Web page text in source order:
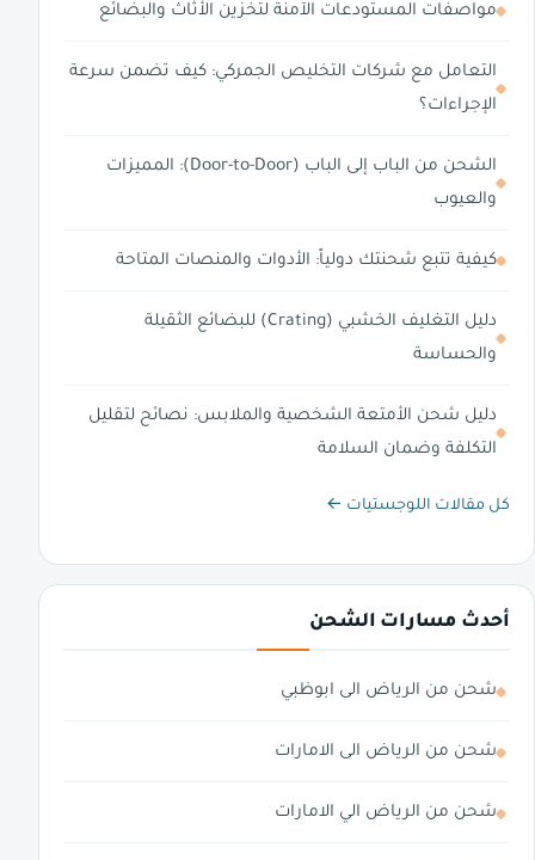
مواصفات المستودعات الآمنة لتخزين الأثاث والبضائع
التعامل مع شركات التخليص الجمركي: كيف تضمن سرعة
الإجراءات؟
الشحن من الباب إلى الباب (Door-to-Door): المميزات
والعيوب
كيفية تتبع شحنتك دولياً: الأدوات والمنصات المتاحة
دليل التغليف الخشبي (Crating) للبضائع الثقيلة
والحساسة
دليل شحن الأمتعة الشخصية والملابس: نصائح لتقليل
التكلفة وضمان السلامة
كل مقالات اللوجستيات ←
أحدث مسارات الشحن
شحن من الرياض الى ابوظبي
شحن من الرياض الى الامارات
شحن من الرياض الي الامارات